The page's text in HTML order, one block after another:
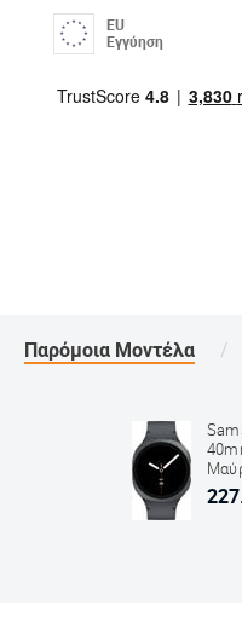
EU
Εγγύηση
Παρόμοια Μοντέλα